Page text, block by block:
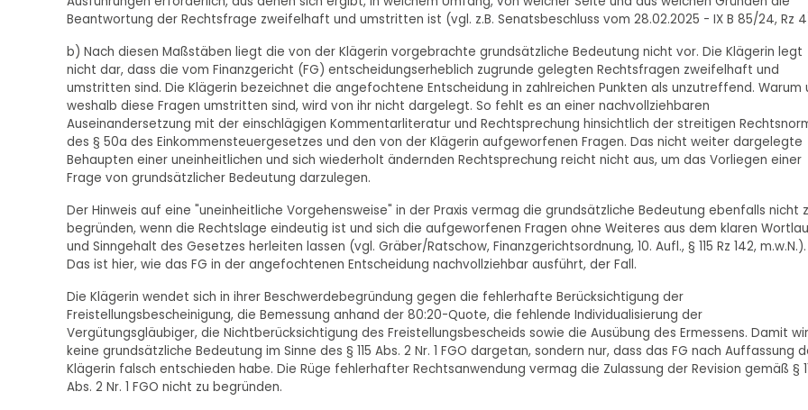
Beantwortung der Rechtsfrage zweifelhaft und umstritten ist (vgl. z.B. Senatsbeschluss vom 28.02.2025 - IX B 85/24, Rz
b) Nach diesen Maßstäben liegt die von der Klägerin vorgebrachte grundsätzliche Bedeutung nicht vor. Die Klägerin legt
nicht dar, dass die vom Finanzgericht (FG) entscheidungserheblich zugrunde gelegten Rechtsfragen zweifelhaft und
umstritten sind. Die Klägerin bezeichnet die angefochtene Entscheidung in zahlreichen Punkten als unzutreffend. Warum
weshalb diese Fragen umstritten sind, wird von ihr nicht dargelegt. So fehlt es an einer nachvollziehbaren
Auseinandersetzung mit der einschlägigen Kommentarliteratur und Rechtsprechung hinsichtlich der streitigen
des § 50a des Einkommensteuergesetzes und den von der Klägerin aufgeworfenen Fragen. Das nicht weiter dargelegte
Behaupten einer uneinheitlichen und sich wiederholt ändernden Rechtsprechung reicht nicht aus, um das Vorliegen einer
Frage von grundsätzlicher Bedeutung darzulegen.
Der Hinweis auf eine "uneinheitliche Vorgehensweise" in der Praxis vermag die grundsätzliche Bedeutung ebenfalls nicht
begründen, wenn die Rechtslage eindeutig ist und sich die aufgeworfenen Fragen ohne Weiteres aus dem klaren
und Sinngehalt des Gesetzes herleiten lassen (vgl. Gräber/Ratschow, Finanzgerichtsordnung, 10. Aufl., § 115 Rz 142, m.w.N.).
Das ist hier, wie das FG in der angefochtenen Entscheidung nachvollziehbar ausführt, der Fall.
Die Klägerin wendet sich in ihrer Beschwerdebegründung gegen die fehlerhafte Berücksichtigung der
Freistellungsbescheinigung, die Bemessung anhand der 80:20-Quote, die fehlende Individualisierung der
Vergütungsgläubiger, die Nichtberücksichtigung des Freistellungsbescheids sowie die Ausübung des Ermessens. Damit
keine grundsätzliche Bedeutung im Sinne des § 115 Abs. 2 Nr. 1 FGO dargetan, sondern nur, dass das FG nach Auffassung
Klägerin falsch entschieden habe. Die Rüge fehlerhafter Rechtsanwendung vermag die Zulassung der Revision gemäß §
Abs. 2 Nr. 1 FGO nicht zu begründen.